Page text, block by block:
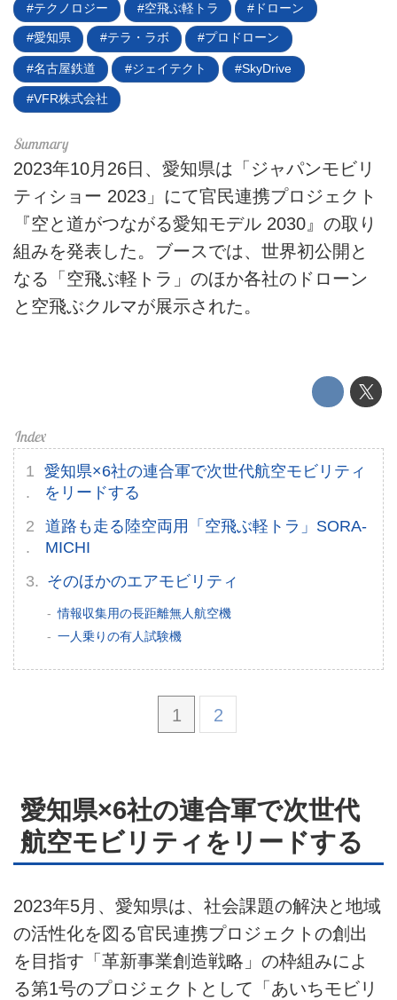
EV
電動バイク
電動キックボード
テクノロジー
このメディアについて
運営会社
利用規約
広告掲載について
テクノロジー 空飛ぶ軽トラ ドローン
愛知県 テラ・ラボ プロドローン
名古屋鉄道 ジェイテクト SkyDrive
VFR株式会社
2023年10月26日、愛知県は「ジャパンモビリ
ティショー 2023」にて官民連携プロジェクト
『空と道がつながる愛知モデル 2030』の取り
組みを発表した。ブースでは、世界初公開と
なる「空飛ぶ軽トラ」のほか各社のドローン
と空飛ぶクルマが展示された。
愛知県×6社の連合軍で次世代航空モビリティ
をリードする
道路も走る陸空両用「空飛ぶ軽トラ」SORA-
MICHI
そのほかのエアモビリティ
情報収集用の長距離無人航空機
一人乗りの有人試験機
1 2
愛知県×6社の連合軍で次世代
航空モビリティをリードする
2023年5月、愛知県は、社会課題の解決と地域
の活性化を図る官民連携プロジェクトの創出
を目指す「革新事業創造戦略」の枠組みによ
る第1号のプロジェクトとして「あいちモビリ